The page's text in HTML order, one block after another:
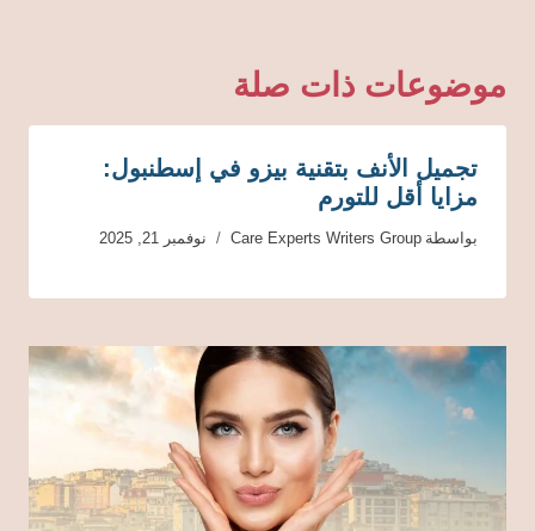
موضوعات ذات صلة
تجميل الأنف بتقنية بيزو في إسطنبول:
مزايا أقل للتورم
بواسطة Care Experts Writers Group نوفمبر 21, 2025